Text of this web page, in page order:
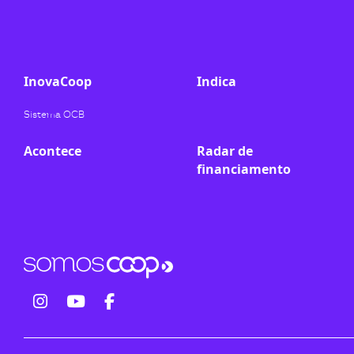
InovaCoop
Sistema OCB
Acontece
Indica
Radar de
financiamento
fab fabfab